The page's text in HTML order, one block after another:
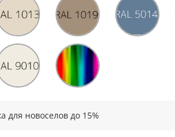
для новоселов до 15%